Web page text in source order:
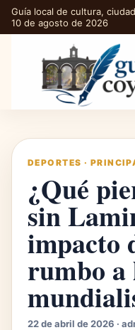
Guía local de cultura,
10 de agosto de 2026
DEPORTES ·
¿Qué
sin
impacto
rumbo
22 de abril de 2026 ·